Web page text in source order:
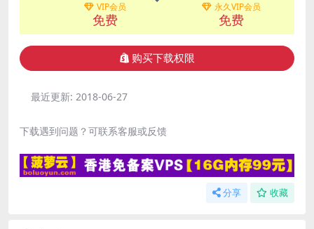
VIP会员
免费
永久VIP会员
免费
购买下载权限
最近更新: 2018-06-27
下载遇到问题？可联系客服或反馈
分享 收藏